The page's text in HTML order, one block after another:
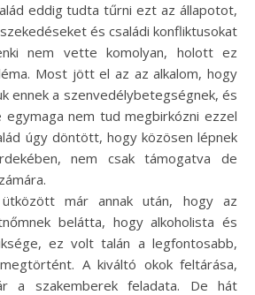
eddig tudta tűrni ezt az állapotot,
és családi konfliktusokat
nem vette komolyan, holott ez
Most jött el az az alkalom, hogy
ennek a szenvedélybetegségnek, és
nem tud megbirkózni ezzel
úgy döntött, hogy közösen lépnek
nem csak támogatva de
ütközött már annak után, hogy az
belátta, hogy alkoholista és
ez volt talán a legfontosabb,
A kiváltó okok feltárása,
a szakemberek feladata. De hát